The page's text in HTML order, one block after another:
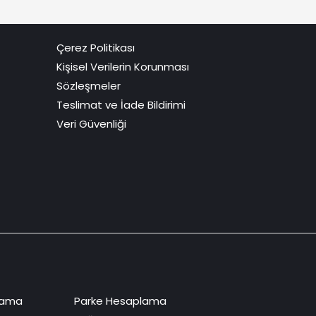
Çerez Politikası
Kişisel Verilerin Korunması
Sözleşmeler
Teslimat ve İade Bildirimi
Veri Güvenliği
Parke Hesaplama